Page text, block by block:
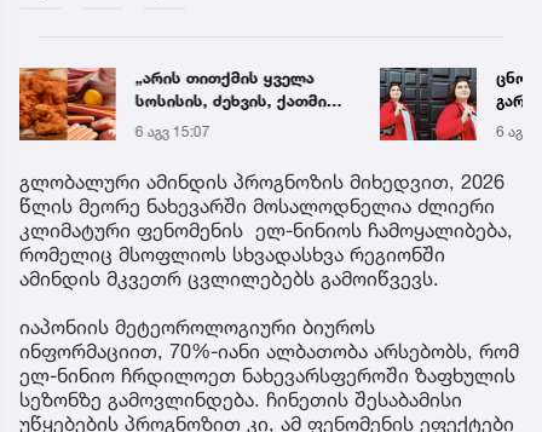
„არის თითქმის ყველა
სოსისის, ძეხვის, ქათმის
„ნაგეთსებსა“ და
ნახევარფაბრიკატებში“ -
სურსათის უვნებლობის
სპეციალისტის მიმართვა
6 აგვ 15:07 6 აგვ
გლობალური ამინდის პროგნოზის მიხედვით, 2026
წლის მეორე ნახევარში მოსალოდნელია ძლიერი
კლიმატური ფენომენის ელ-ნინიოს ჩამოყალიბება,
რომელიც მსოფლიოს სხვადასხვა რეგიონში
ამინდის მკვეთრ ცვლილებებს გამოიწვევს.
იაპონიის მეტეოროლოგიური ბიუროს
ინფორმაციით, 70%-იანი ალბათობა არსებობს, რომ
ელ-ნინიო ჩრდილოეთ ნახევარსფეროში ზაფხულის
სეზონზე გამოვლინდება. ჩინეთის შესაბამისი
უწყებების პროგნოზით კი, ამ ფენომენის ეფექტები